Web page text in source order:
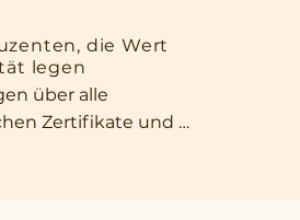
Aussehen und
Süße machen
unverzichtbar in
die Wert auf
die Wert
legen
über alle
Zertifikate und